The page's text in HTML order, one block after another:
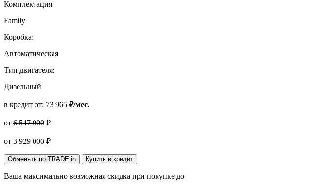
Комплектация:
Family
Коробка:
Автоматическая
Тип двигателя:
Дизельный
в кредит от: 73 965 ₽/мес.
от 6 547 000 ₽
от 3 929 000 ₽
Обменять по TRADE in Купить в кредит
Ваша максимально возможная скидка при покупке до